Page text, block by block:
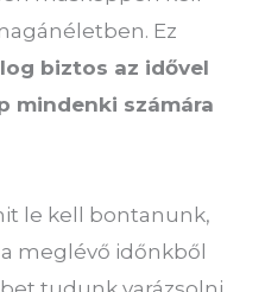
Ez
biztos az idővel
mindenki számára
le kell bontanunk,
meglévő időnkből